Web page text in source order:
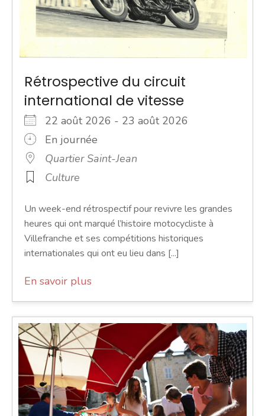
Rétrospective du circuit
international de vitesse
22 août 2026 - 23 août 2026
En journée
Quartier Saint-Jean
Culture
Un week-end rétrospectif pour revivre les grandes
heures qui ont marqué l’histoire motocycliste à
Villefranche et ses compétitions historiques
internationales qui ont eu lieu dans [...]
En savoir plus